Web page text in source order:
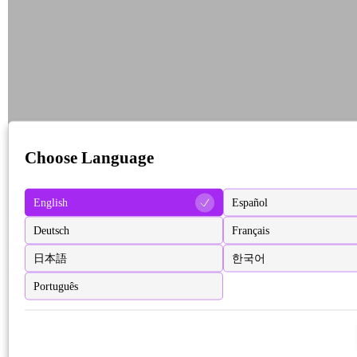
Choose Language
English Español
Deutsch Français
日本語 한국어
Português